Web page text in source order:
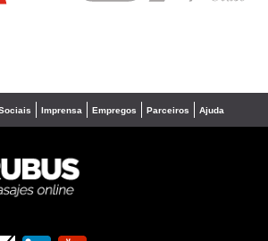
Imprensa Empregos Parceiros Ajuda